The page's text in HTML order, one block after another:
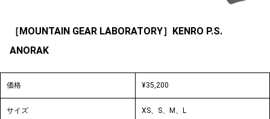
［MOUNTAIN GEAR LABORATORY］KENRO P.S.
ANORAK
価格 ¥35,200
サイズ XS、S、M、L